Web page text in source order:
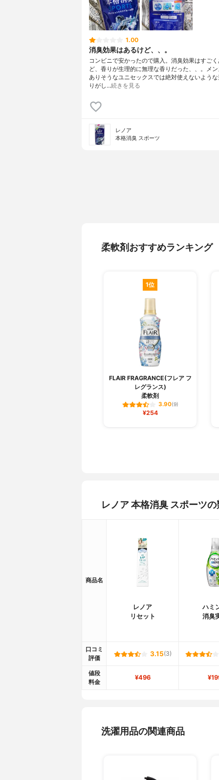
1.00
消臭効果はあるけど、、。
コンビニで安かったので購入。消臭効果はすごく
ど、香りが生理的に無理な香りだった、、。メ
ありそうなユニセックスでは絶対使えないよう
りがし…続きを見る
レノア
本格消臭 スポーツ
柔軟剤おすすめランキング
1位
FLAIR FRAGRANCE(フレア フ
レグランス)
柔軟剤
3.90(9)
¥254
レノア 本格消臭 スポーツ
商品名
レノア
リセット
ハミ
消臭
口コミ
評価
3.15(3)
値段
料金
¥496
洗濯用品の関連商品